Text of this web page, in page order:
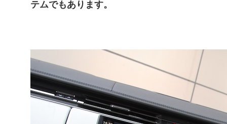
テムでもあります。